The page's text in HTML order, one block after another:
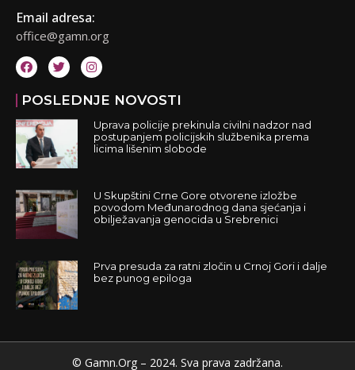
Email adresa:
office@gamn.org
POSLEDNJE NOVOSTI
Uprava policije prekinula civilni nadzor nad
postupanjem policijskih službenika prema
licima lišenim slobode
U Skupštini Crne Gore otvorene izložbe
povodom Međunarodnog dana sjećanja i
obilježavanja genocida u Srebrenici
Prva presuda za ratni zločin u Crnoj Gori i dalje
bez punog epiloga
© Gamn.Org – 2024. Sva prava zadržana.